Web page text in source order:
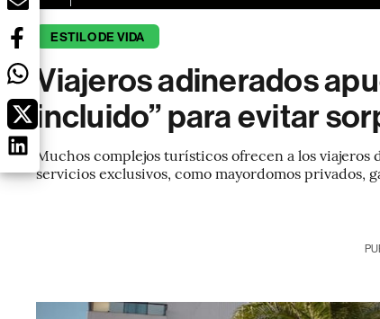
ESTILO DE VIDA
Viajeros adinerados
incluido” para evitar
Muchos complejos turísticos ofrecen a los
servicios exclusivos, como mayordomos privados,